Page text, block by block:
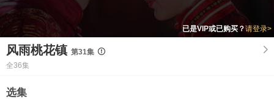
已是VIP或已购买？请登录>
风雨桃花镇 第31集
全36集
选集